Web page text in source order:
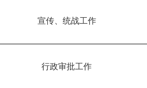
宣传、统战工作
行政审批工作